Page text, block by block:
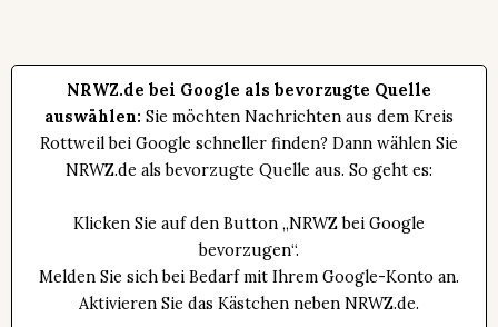
NRWZ.de bei Google als bevorzugte Quelle
auswählen: Sie möchten Nachrichten aus dem Kreis
Rottweil bei Google schneller finden? Dann wählen Sie
NRWZ.de als bevorzugte Quelle aus. So geht es:
Klicken Sie auf den Button „NRWZ bei Google
bevorzugen“.
Melden Sie sich bei Bedarf mit Ihrem Google-Konto an.
Aktivieren Sie das Kästchen neben NRWZ.de.